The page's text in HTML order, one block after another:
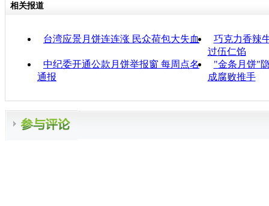
相关报道
台湾应景月饼连连涨 民众荷包大失血
巧克力香辣
过伍仁馅
中纪委开通公款月饼举报窗 每周点名
通报
"金条月饼"
成腐败推手